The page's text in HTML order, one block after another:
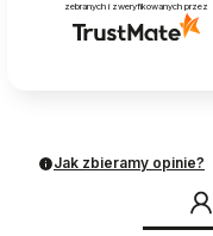
zebranych i zweryfikowanych przez
Jak zbieramy opinie?